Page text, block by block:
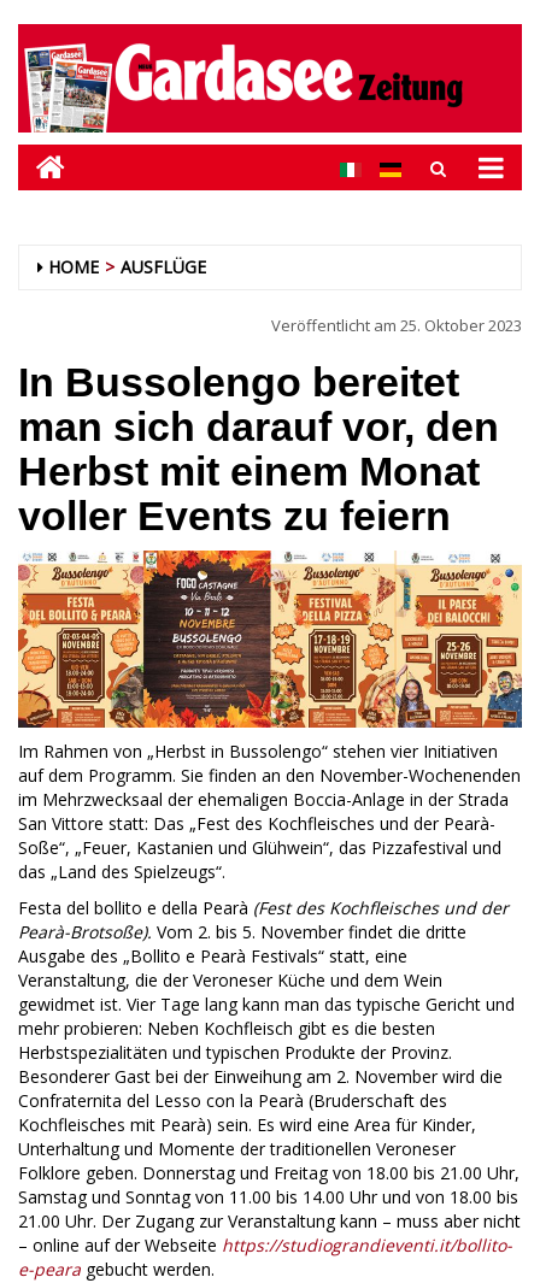
HOME AUSFLÜGE
Veröffentlicht am 25. Oktober 2023
In Bussolengo bereitet
man sich darauf vor, den
Herbst mit einem Monat
voller Events zu feiern
Im Rahmen von „Herbst in Bussolengo“ stehen vier Initiativen
auf dem Programm. Sie finden an den November-Wochenenden
im Mehrzwecksaal der ehemaligen Boccia-Anlage in der Strada
San Vittore statt: Das „Fest des Kochfleisches und der Pearà-
Soße“, „Feuer, Kastanien und Glühwein“, das Pizzafestival und
das „Land des Spielzeugs“.
Festa del bollito e della Pearà (Fest des Kochfleisches und der
Pearà-Brotsoße). Vom 2. bis 5. November findet die dritte
Ausgabe des „Bollito e Pearà Festivals“ statt, eine
Veranstaltung, die der Veroneser Küche und dem Wein
gewidmet ist. Vier Tage lang kann man das typische Gericht und
mehr probieren: Neben Kochfleisch gibt es die besten
Herbstspezialitäten und typischen Produkte der Provinz.
Besonderer Gast bei der Einweihung am 2. November wird die
Confraternita del Lesso con la Pearà (Bruderschaft des
Kochfleisches mit Pearà) sein. Es wird eine Area für Kinder,
Unterhaltung und Momente der traditionellen Veroneser
Folklore geben. Donnerstag und Freitag von 18.00 bis 21.00 Uhr,
Samstag und Sonntag von 11.00 bis 14.00 Uhr und von 18.00 bis
21.00 Uhr. Der Zugang zur Veranstaltung kann – muss aber nicht
– online auf der Webseite https://studiograndieventi.it/bollito-
e-peara gebucht werden.